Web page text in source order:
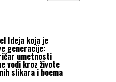
Ideja koja je
generacije:
umetnosti
vodi kroz živote
slikara i boema